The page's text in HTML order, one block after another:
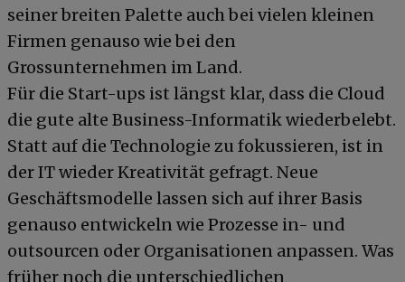
seiner breiten Palette auch bei vielen kleinen
Firmen genauso wie bei den
Grossunternehmen im Land.
Für die Start-ups ist längst klar, dass die Cloud
die gute alte Business-Informatik wiederbelebt.
Statt auf die Technologie zu fokussieren, ist in
der IT wieder Kreativität gefragt. Neue
Geschäftsmodelle lassen sich auf ihrer Basis
genauso entwickeln wie Prozesse in- und
outsourcen oder Organisationen anpassen. Was
früher noch die unterschiedlichen